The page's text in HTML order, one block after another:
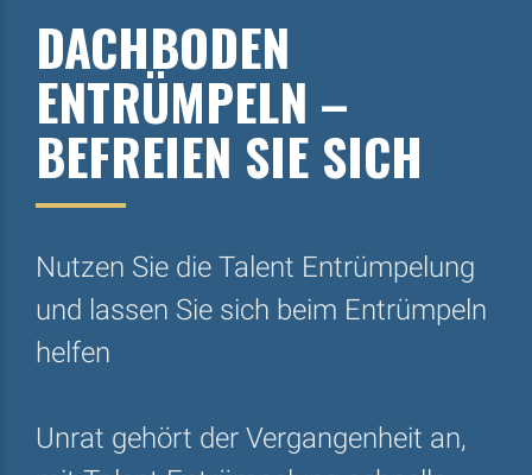
DACHBODEN
ENTRÜMPELN –
BEFREIEN SIE SICH
Nutzen Sie die Talent Entrümpelung
und lassen Sie sich beim Entrümpeln
helfen
Unrat gehört der Vergangenheit an,